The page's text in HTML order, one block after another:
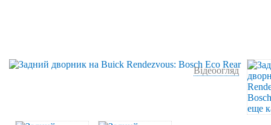
Відеоогляд